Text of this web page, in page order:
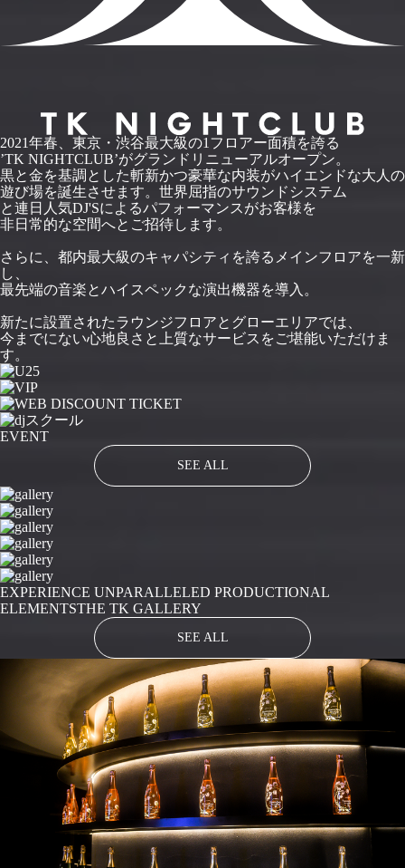
2021年春、東京・渋谷最大級の1フロアー面積を誇る
’TK NIGHTCLUB’がグランドリニューアルオープン。
黒と金を基調とした斬新かつ豪華な内装がハイエンドな大人の
遊び場を誕生させます。世界屈指のサウンドシステム
と連日人気DJ'Sによるパフォーマンスがお客様を
非日常的な空間へとご招待します。
さらに、都内最大級のキャパシティを誇るメインフロアを一新
し、
最先端の音楽とハイスペックな演出機器を導入。
新たに設置されたラウンジフロアとグローエリアでは、
今までにない心地良さと上質なサービスをご堪能いただけま
す。
EVENT
SEE ALL
EXPERIENCE UNPARALLELED PRODUCTIONAL
ELEMENTSTHE TK GALLERY
SEE ALL